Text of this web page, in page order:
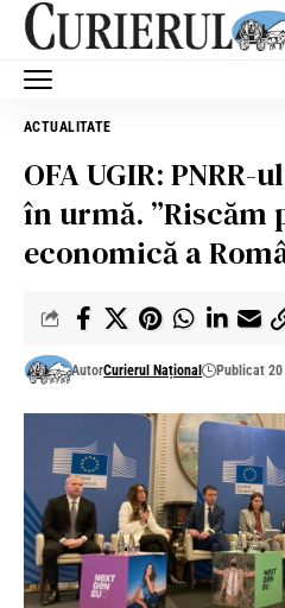
ACTUALITATE
OFA UGIR:
în urmă. ”Riscăm
economică a
AutorCurierul Național Publicat